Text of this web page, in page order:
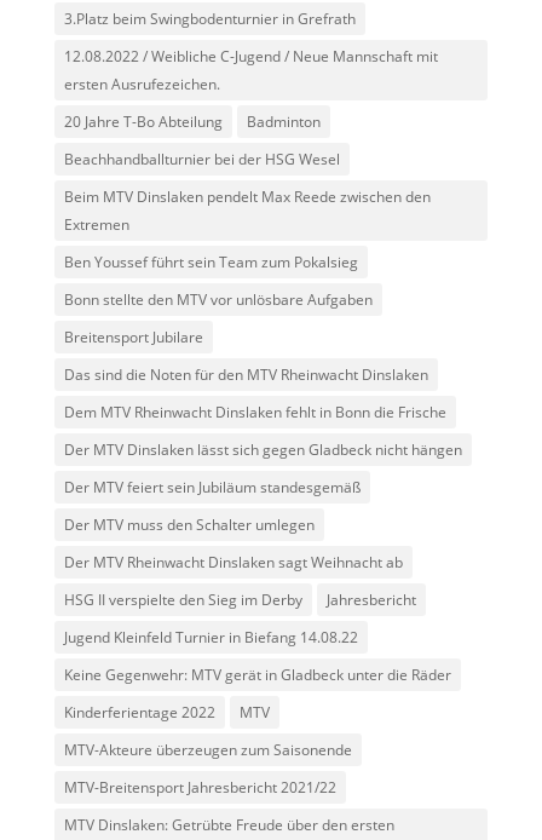
3.Platz beim Swingbodenturnier in Grefrath
12.08.2022 / Weibliche C-Jugend / Neue Mannschaft mit
ersten Ausrufezeichen.
20 Jahre T-Bo Abteilung
Badminton
Beachhandballturnier bei der HSG Wesel
Beim MTV Dinslaken pendelt Max Reede zwischen den
Extremen
Ben Youssef führt sein Team zum Pokalsieg
Bonn stellte den MTV vor unlösbare Aufgaben
Breitensport Jubilare
Das sind die Noten für den MTV Rheinwacht Dinslaken
Dem MTV Rheinwacht Dinslaken fehlt in Bonn die Frische
Der MTV Dinslaken lässt sich gegen Gladbeck nicht hängen
Der MTV feiert sein Jubiläum standesgemäß
Der MTV muss den Schalter umlegen
Der MTV Rheinwacht Dinslaken sagt Weihnacht ab
HSG II verspielte den Sieg im Derby
Jahresbericht
Jugend Kleinfeld Turnier in Biefang 14.08.22
Keine Gegenwehr: MTV gerät in Gladbeck unter die Räder
Kinderferientage 2022
MTV
MTV-Akteure überzeugen zum Saisonende
MTV-Breitensport Jahresbericht 2021/22
MTV Dinslaken: Getrübte Freude über den ersten